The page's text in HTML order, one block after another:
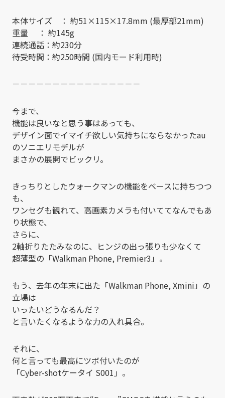
本体サイズ ： 約51×115×17.8mm (最厚部21mm)
重量 ： 約145g
連続通話：約230分
待受時間：約250時間 (国内モード利用時)
－－－－－－－－－－－－－－－－
今まで、
機能は良いなと思う事はあっても、
デザイン面でイマイチ欲しい気持ちにならなかったau
のソニエリモデルが
まさかの展開でビックリ。
きっちりとしたウォークマンの機能をベースに持ちつつ
も、
ワンセグも観れて、高画素カメラも付いててなんでもあ
り状態で、
さらに、
2軸折りたたみなのに、ヒンジの出っ張りも少なくて
超薄型の「Walkman Phone, Premier3」。
もう、去年の年末に出た「Walkman Phone, Xmini」の
立場は
いったいどうなるんだ？
と言いたくなるような力の入れ具合。
それに、
何と言っても最高にツボ付いたのが
「Cyber-shotケータイ S001」。